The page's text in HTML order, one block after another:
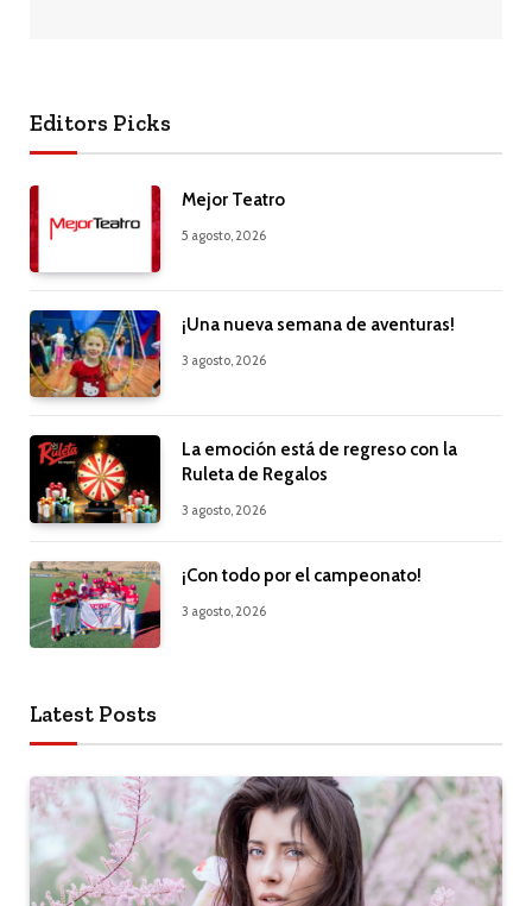
Editors Picks
Mejor Teatro
5 agosto, 2026
¡Una nueva semana de aventuras!
3 agosto, 2026
La emoción está de regreso con la
Ruleta de Regalos
3 agosto, 2026
¡Con todo por el campeonato!
3 agosto, 2026
Latest Posts